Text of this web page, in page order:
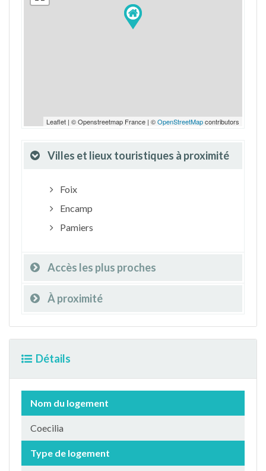
Leaflet | © Openstreetmap France | ©OpenStreetMapcontributors
Villes et lieux touristiques à proximité
Foix
Encamp
Pamiers
Accès les plus proches
À proximité
Détails
Nom du logement
Coecilia
Type de logement